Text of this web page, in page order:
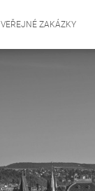
VEŘEJNÉ ZAKÁZKY